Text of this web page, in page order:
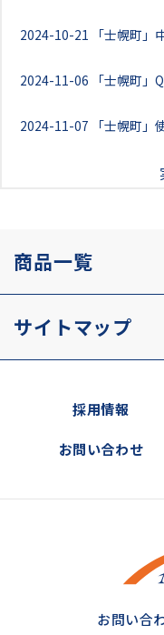
2024-10-21 「士幌町」
2024-11-06 「士幌町
2024-11-07 「士幌町
商品一覧
サイトマップ
採用情報
お問い合わせ
お問い合